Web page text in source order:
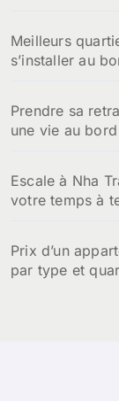
Meilleurs
s’installer au
Prendre sa
une vie au
Escale à Nha
votre temps à
Prix d’un
par type et